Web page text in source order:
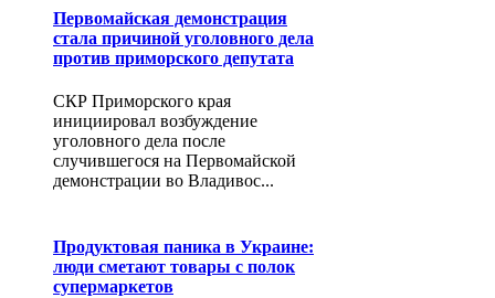
Первомайская демонстрация
стала причиной уголовного дела
против приморского депутата
СКР Приморского края
инициировал возбуждение
уголовного дела после
случившегося на Первомайской
демонстрации во Владивос...
Продуктовая паника в Украине:
люди сметают товары с полок
супермаркетов